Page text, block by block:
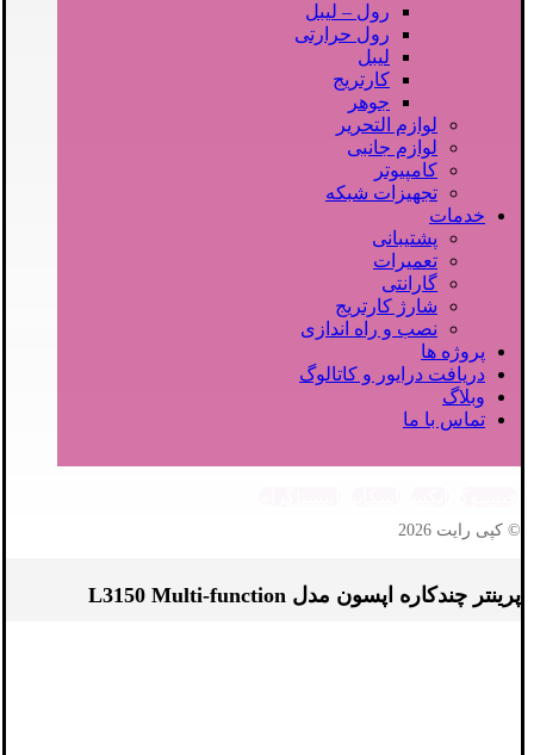
رول – لیبل
رول حرارتی
لیبل
کارتریج
جوهر
لوازم التحریر
لوازم جانبی
کامپیوتر
تجهیزات شبکه
خدمات
پشتیبانی
تعمیرات
گارانتی
شارژ کارتریج
نصب و راه اندازی
پروژه ها
دریافت درایور و کاتالوگ
وبلاگ
تماس با ما
© کپی رایت 2026
پرینتر چندکاره اپسون مدل L3150 Multi-function